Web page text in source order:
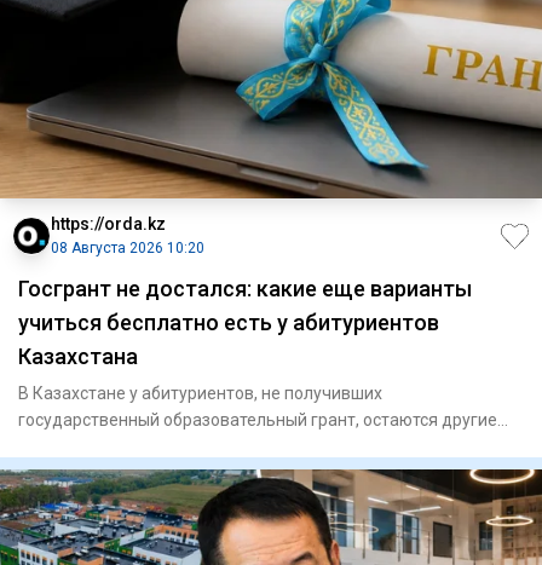
https://orda.kz
08 Августа 2026 10:20
Госгрант не достался: какие еще варианты
учиться бесплатно есть у абитуриентов
Казахстана
В Казахстане у абитуриентов, не получивших
государственный образовательный грант, остаются другие